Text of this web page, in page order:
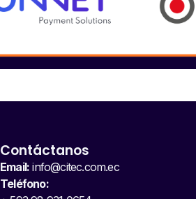
Contáctanos
Email: info@citec.com.ec
Teléfono: